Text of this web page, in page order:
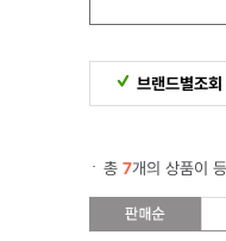
브랜드별조회
총 7개의 상품이